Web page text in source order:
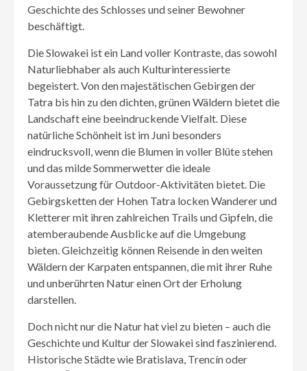
Geschichte des Schlosses und seiner Bewohner
beschäftigt.
Die Slowakei ist ein Land voller Kontraste, das sowohl
Naturliebhaber als auch Kulturinteressierte
begeistert. Von den majestätischen Gebirgen der
Tatra bis hin zu den dichten, grünen Wäldern bietet die
Landschaft eine beeindruckende Vielfalt. Diese
natürliche Schönheit ist im Juni besonders
eindrucksvoll, wenn die Blumen in voller Blüte stehen
und das milde Sommerwetter die ideale
Voraussetzung für Outdoor-Aktivitäten bietet. Die
Gebirgsketten der Hohen Tatra locken Wanderer und
Kletterer mit ihren zahlreichen Trails und Gipfeln, die
atemberaubende Ausblicke auf die Umgebung
bieten. Gleichzeitig können Reisende in den weiten
Wäldern der Karpaten entspannen, die mit ihrer Ruhe
und unberührten Natur einen Ort der Erholung
darstellen.
Doch nicht nur die Natur hat viel zu bieten – auch die
Geschichte und Kultur der Slowakei sind faszinierend.
Historische Städte wie Bratislava, Trencín oder